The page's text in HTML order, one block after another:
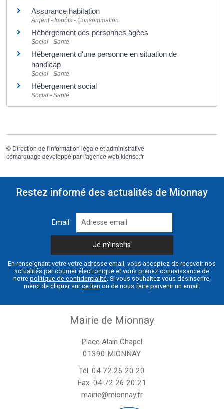
Assurance habitation
Argent - Impôts - Consommation
Hébergement des personnes âgées
Social - Santé
Hébergement d'une personne en situation de
handicap
Social - Santé
Hébergement social
Social - Santé
© Direction de l'information légale et administrative
comarquage developpé par l'agence web kienso.fr
Restez informé des actualités de Mionnay
Email
En renseignant votre votre adresse email, vous acceptez de recevoir nos
actualités par courrier électronique et vous prenez connaissance de
notre politique de confidentialité. Si vous souhaitez vous désinscrire,
merci de cliquer surce lien ou de nous faire parvenir un email.
Mairie de Mionnay
Place Alain Chapel
01390 MIONNAY
Tél. 04 72 26 20 20
Fax. 04 72 26 20 21
mairie@mionnay.fr